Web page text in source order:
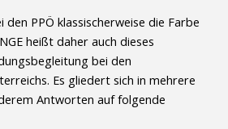
den PPÖ klassischerweise die Farbe
heißt daher auch dieses
bei den
Es gliedert sich in mehrere
Antworten auf folgende